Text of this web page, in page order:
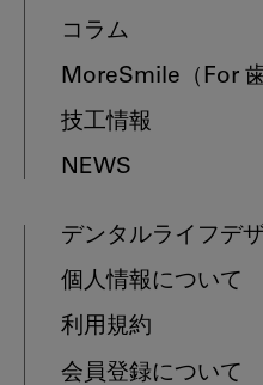
コラム
MoreSmile （For
技工情報
NEWS
デンタルライフデ
個人情報について
利用規約
会員登録について